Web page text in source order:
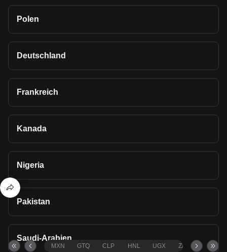
Polen
Deutschland
Frankreich
Kanada
Nigeria
Pakistan
Saudi-Arabien
MXN GTQ CLP HNL UGX ZAR TND